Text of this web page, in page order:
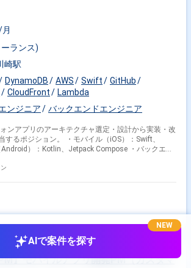
ランス)
崎駅
DynamoDB AWS Swift
GitHub
CloudFront
Lambda
ンジニア
バックエンドエンジニア
ンアプリのアーキテクチャ選定・設計から実装・改
するポジション。 ・モバイル（iOS）：Swift、
）：Kotlin、Jetpack Compose ・バックエン
、Cognito、DynamoDB） ・デザイン：Figma
】モバイルアプリ開発PM（カスタマ
AIで案件を探す
NEW